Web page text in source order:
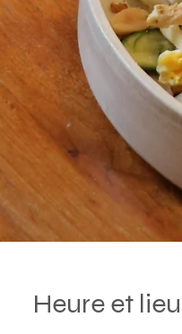
Heure et lieu